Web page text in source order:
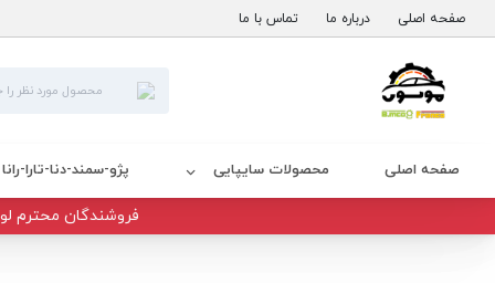
صفحه اصلی درباره ما تماس با ما
صفحه اصلی محصولات سایپایی پژو-سمند-دنا-تارا-رانا
فروشندگان محترم